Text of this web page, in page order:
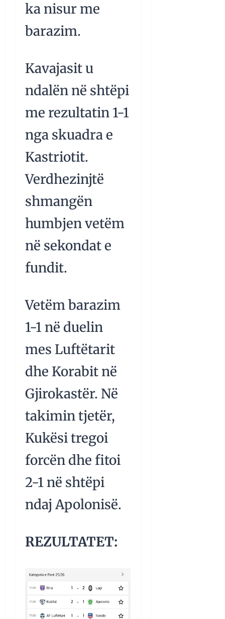
ka nisur me
barazim.
Kavajasit u
ndalën në shtëpi
me rezultatin 1-1
nga skuadra e
Kastriotit.
Verdhezinjtë
shmangën
humbjen vetëm
në sekondat e
fundit.
Vetëm barazim
1-1 në duelin
mes Luftëtarit
dhe Korabit në
Gjirokastër. Në
takimin tjetër,
Kukësi tregoi
forcën dhe fitoi
2-1 në shtëpi
ndaj Apolonisë.
REZULTATET: